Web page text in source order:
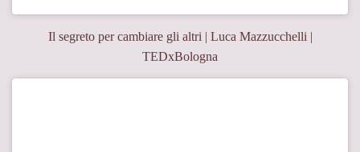
Il segreto per cambiare gli altri | Luca Mazzucchelli |
TEDxBologna